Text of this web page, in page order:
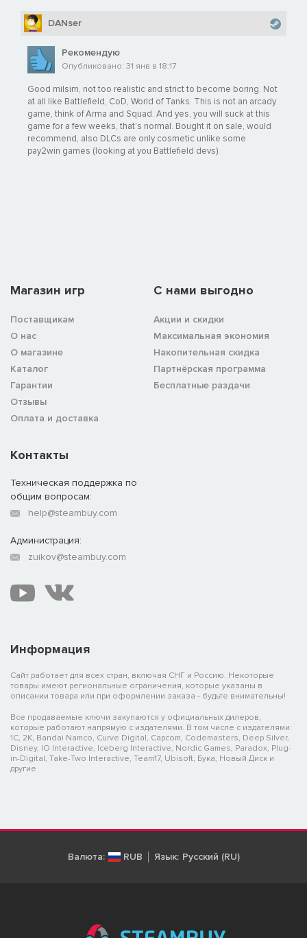
DANser
Рекомендую
Опубликовано: 31 янв в 18:17
Good milsim, not too realistic and strict to become boring. Not
at all like Battlefield, CoD, World of Tanks. This is not an arcady
game, think of Arma and Squad. And yes, you will suck at this
game for a few weeks, that's normal. Bought it on sale, would
recommend, also DLCs are only cosmetic unlike some
pay2win games (looking at you Battlefield devs).
Магазин игр
Поставщикам
О нас
О магазине
Каталог
Гарантии
Отзывы
Оплата и доставка
C нами выгодно
Акции и скидки
Максимальная экономия
Накопительная скидка
Партнёрская программа
Бесплатные раздачи
Информация
Сайт работает для всех стран, включая СНГ и Россию. Некоторые
товары имеют региональные ограничения, которые указаны в
описании товара или при оформлении заказа - будьте внимательны!
Все продаваемые ключи закупаются у официальных дилеров,
которые работают напрямую с издателями. В том числе с издателями:
1C, 2K, Bandai Namco, Curve Digital, Capcom, Codemasters, Deep Silver,
Disney, IO Interactive, Iceberg Interactive, Nordic Games, Paradox, Plug-
in-Digital, Take-Two Interactive, Team17, Ubisoft, Бука, Новый Диск и
другие
Контакты
Техническая поддержка по
общим вопросам:
help@steambuy.com
Администрация:
zuikov@steambuy.com
Валюта: RUB Язык: Русский (RU)